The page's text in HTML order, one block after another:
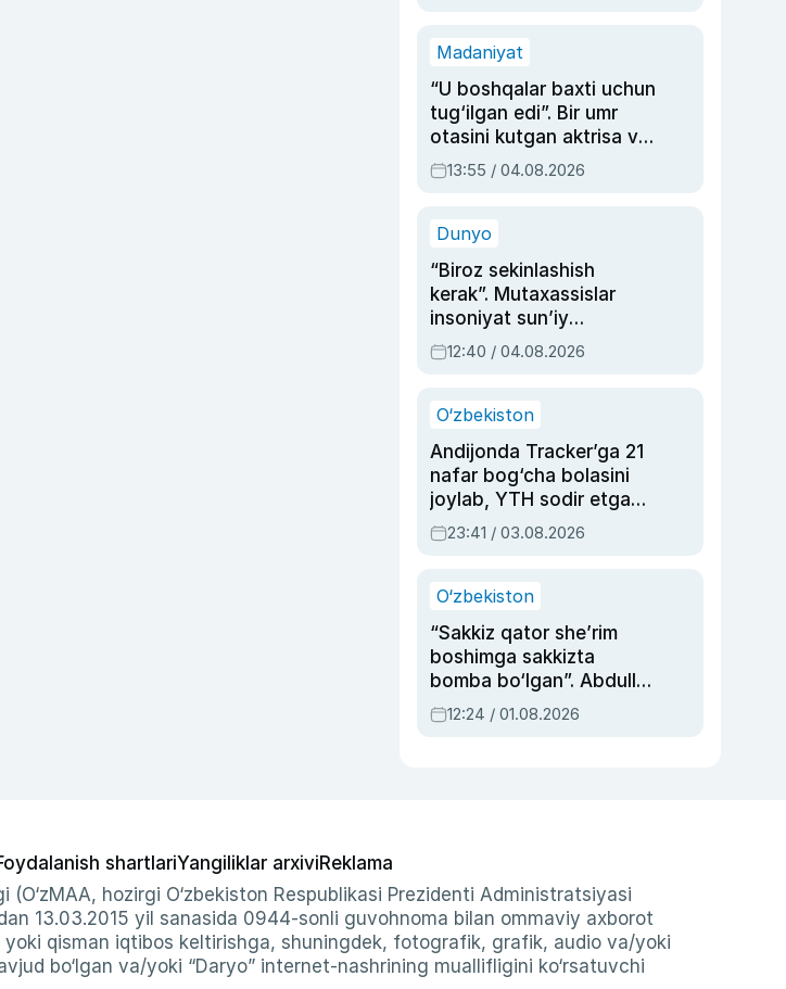
Madaniyat
“U boshqalar baxti uchun
tug‘ilgan edi”. Bir umr
otasini kutgan aktrisa va
dublyaj ustasi Rimma
Ahmedovaning
13:55 / 04.08.2026
Dunyo
“Biroz sekinlashish
kerak”. Mutaxassislar
insoniyat sun’iy
intellektni boshqara
olmay qolishidan xavotir
12:40 / 04.08.2026
O‘zbekiston
Andijonda Tracker’ga 21
nafar bog‘cha bolasini
joylab, YTH sodir etgan
ayolga sud hukmi o‘qildi
23:41 / 03.08.2026
O‘zbekiston
“Sakkiz qator she’rim
boshimga sakkizta
bomba bo‘lgan”. Abdulla
Oripovni siyosiy
ayblovlardan asrab
12:24 / 01.08.2026
shartlariYangiliklar arxiviReklama
hozirgi O‘zbekiston Respublikasi Prezidenti Administratsiyasi
13.03.2015 yil sanasida 0944-sonli guvohnoma bilan ommaviy axborot
qisman iqtibos keltirishga, shuningdek, fotografik, grafik, audio va/yoki
bo‘lgan va/yoki “Daryo” internet-nashrining muallifligini ko‘rsatuvchi